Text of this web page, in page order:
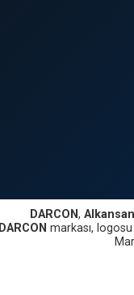
DARCON,
DARCON markası,